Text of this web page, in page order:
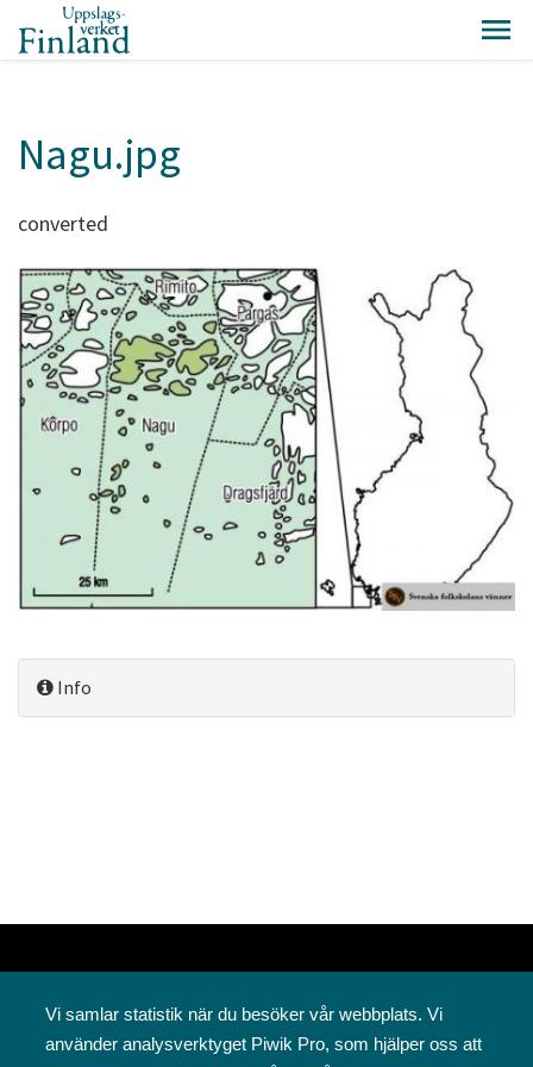
Nagu.jpg
converted
Info
Vi samlar statistik när du besöker vår webbplats. Vi
använder analysverktyget Piwik Pro, som hjälper oss att